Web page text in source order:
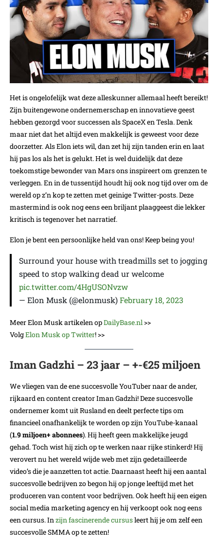
Het is ongelofelijk wat deze alleskunner allemaal heeft bereikt!
Zijn buitengewone ondernemerschap en innovatieve geest
hebben gezorgd voor successen als SpaceX en Tesla. Denk
maar niet dat het altijd even makkelijk is geweest voor deze
doorzetter. Als Elon iets wil, dan zet hij zijn tanden erin en laat
hij pas los als het is gelukt. Het is wel duidelijk dat deze
toekomstige bewonder van Mars ons inspireert om grenzen te
verleggen. En in de tussentijd houdt hij ook nog tijd over om de
wereld op z’n kop te zetten met geinige Twitter-posts. Deze
mastermind is ook nog eens een briljant plaaggeest die lekker
kritisch is tegenover het narratief.
Elon je bent een persoonlijke held van ons! Keep being you!
Surround your house with treadmills set to jogging
speed to stop walking dead ur welcome
pic.twitter.com/4HgUSONvzw
— Elon Musk (@elonmusk)February 18, 2023
Meer Elon Musk artikelen opDailyBase.nl >>
VolgElon Musk op Twitter! >>
Iman Gadzhi – 23 jaar – +-€25 miljoen
We vliegen van de ene succesvolle YouTuber naar de ander,
rijkaard en content creator Iman Gadzhi! Deze succesvolle
ondernemer komt uit Rusland en deelt perfecte tips om
financieel onafhankelijk te worden op zijn YouTube-kanaal
(1.9 miljoen+ abonnees). Hij heeft geen makkelijke jeugd
gehad. Toch wist hij zich op te werken naar rijke stinkerd! Hij
verovert nu het wereld wijde web met zijn gedetailleerde
video’s die je aanzetten tot actie. Daarnaast heeft hij een aantal
succesvolle bedrijven zo begon hij op jonge leeftijd met het
produceren van content voor bedrijven. Ook heeft hij een eigen
social media marketing agency en hij verkoopt ook nog eens
een cursus. In zijn fascinerende cursusleert hij je om zelf een
succesvolle SMMA op te zetten!